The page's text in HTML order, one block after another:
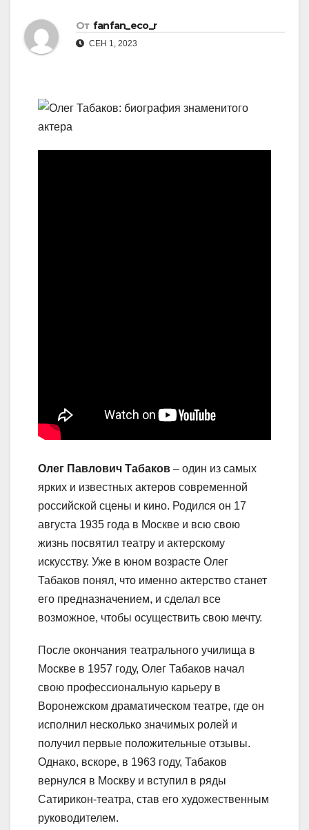
От fanfan_eco_r
СЕН 1, 2023
Олег Павлович Табаков – один из самых
ярких и известных актеров современной
российской сцены и кино. Родился он 17
августа 1935 года в Москве и всю свою
жизнь посвятил театру и актерскому
искусству. Уже в юном возрасте Олег
Табаков понял, что именно актерство станет
его предназначением, и сделал все
возможное, чтобы осуществить свою мечту.
После окончания театрального училища в
Москве в 1957 году, Олег Табаков начал
свою профессиональную карьеру в
Воронежском драматическом театре, где он
исполнил несколько значимых ролей и
получил первые положительные отзывы.
Однако, вскоре, в 1963 году, Табаков
вернулся в Москву и вступил в ряды
Сатирикон-театра, став его художественным
руководителем.